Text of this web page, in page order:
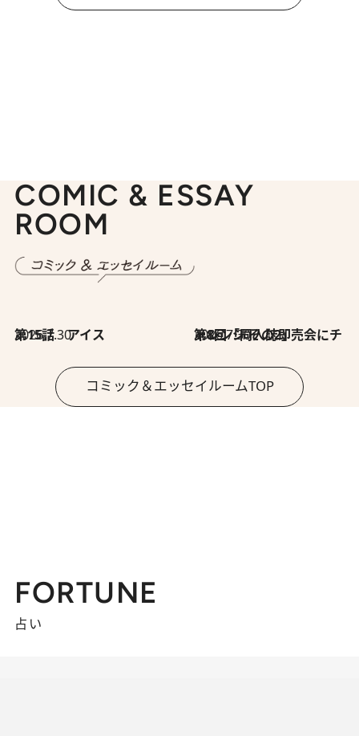
COMIC & ESSAY
ROOM
2026.7.30
第15話 アイス 2026.7.30
第8回「同人誌即売会にチャレンジ その2」
コミック＆エッセイルームTOP
FORTUNE
占い